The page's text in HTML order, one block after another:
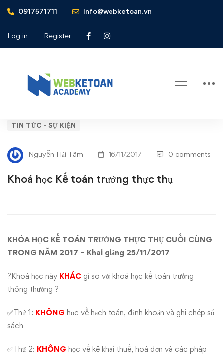
0917571711 info@webketoan.vn
Log in Register
Home
Tin tức - Sự kiện
Khoá
học
Kế
thực
thụ
TIN TỨC - SỰ KIỆN
Nguyễn Hải Tâm 16/11/2017 0 comments
Khoá học Kế toán trưởng thực thụ
KHÓA HỌC KẾ TOÁN TRƯỞNG THỰC THỤ CUỐI CÙNG
TRONG NĂM 2017 – Khai giảng 25/11/2017
?Khoá học này KHÁC gì so với khoá học kế toán trưởng
thông thường ?
✅Thứ 1: KHÔNG học về hạch toán, định khoản và ghi chép sổ
sách
✅Thứ 2: KHÔNG học về kê khai thuế, hoá đơn và các pháp